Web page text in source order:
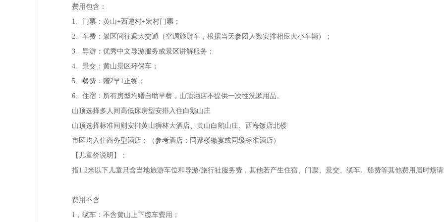
费用包含：
1、门票：黄山+西递村+宏村门票；
2、车费：景区间往返大交通（空调旅游车，根据当天参团人数安排相应大小车辆）；
3、导游：优秀中文导游服务或景区讲解服务；
4、景交：黄山景区环保车；
5、餐费：赠2早1正餐；
6、住宿：所有房型均赠自助早餐，山顶酒店不提供一次性洗漱用品。
山顶选择多人间高低床房型安排入住白鹅山庄
山顶选择标准间则安排黄山狮林大酒店、黄山白鹅山庄、西海饭店北楼
市区均入住商务型酒店；（参考酒店：同聚楼徽宴或同级标准酒店）
【儿童价说明】：
指1.2米以下儿童只含当地旅游车位和导游/旅行社服务费，其他若产生住宿、门票、景交、缆车、船费等其他费用届时烦请
费用不含
1，缆车：不含黄山上下缆车费用；